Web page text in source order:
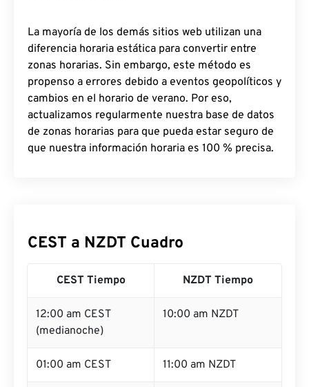
La mayoría de los demás sitios web utilizan una
diferencia horaria estática para convertir entre
zonas horarias. Sin embargo, este método es
propenso a errores debido a eventos geopolíticos y
cambios en el horario de verano. Por eso,
actualizamos regularmente nuestra base de datos
de zonas horarias para que pueda estar seguro de
que nuestra información horaria es 100 % precisa.
CEST a NZDT Cuadro
CEST Tiempo NZDT Tiempo
12:00 am CEST
(medianoche)
10:00 am NZDT
01:00 am CEST 11:00 am NZDT